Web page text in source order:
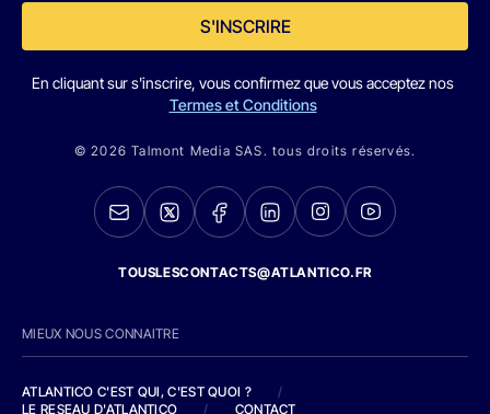
S'INSCRIRE
En cliquant sur s'inscrire, vous confirmez que vous acceptez nos
Termes et Conditions
© 2026 Talmont Media SAS. tous droits réservés.
TOUSLESCONTACTS@ATLANTICO.FR
MIEUX NOUS CONNAITRE
ATLANTICO C'EST QUI, C'EST QUOI ?
/
LE RESEAU D'ATLANTICO
/ CONTACT